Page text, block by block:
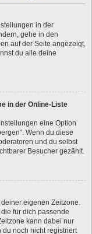
in der
gehe in den
auf der Seite angezeigt,
du alle deine
in der Online-Liste
eine Option
Wenn du diese
und du selbst
Besucher gezählt.
eigenen Zeitzone.
für dich passende
kann dabei nur
noch nicht registriert